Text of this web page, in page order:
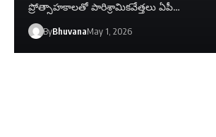
ప్రోత్సాహకాలతో పారిశ్రామికవేత్తలు ఏపీ…
ByBhuvanaMay 1, 2026